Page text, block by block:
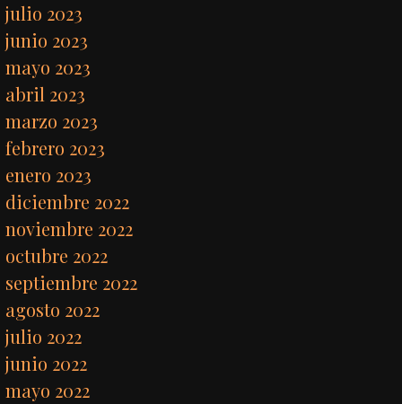
julio 2023
junio 2023
mayo 2023
abril 2023
marzo 2023
febrero 2023
enero 2023
diciembre 2022
noviembre 2022
octubre 2022
septiembre 2022
agosto 2022
julio 2022
junio 2022
mayo 2022